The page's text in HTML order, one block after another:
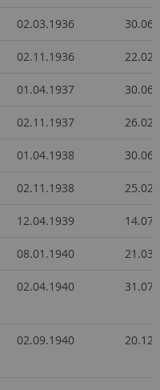
02.03.1936
02.11.1936
01.04.1937
02.11.1937
01.04.1938
02.11.1938
12.04.1939
08.01.1940
02.04.1940
02.09.1940